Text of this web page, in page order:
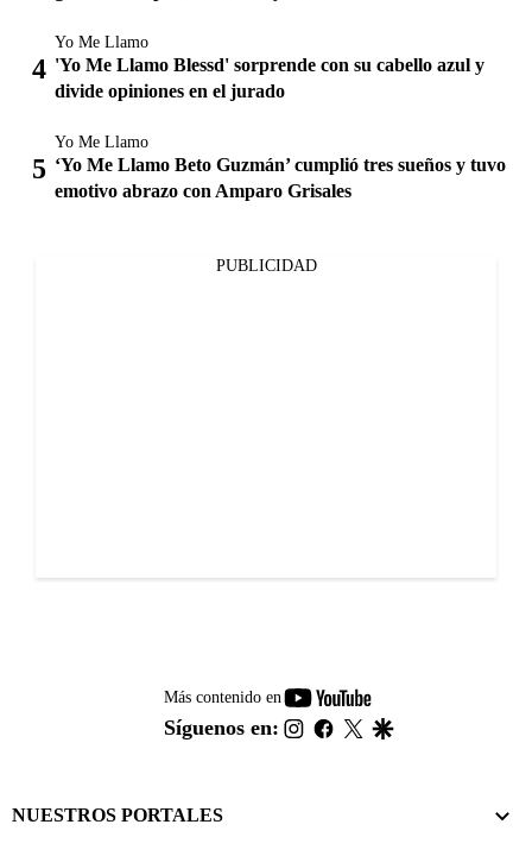
Yo Me Llamo
'Yo Me Llamo Blessd' sorprende con su cabello azul y
divide opiniones en el jurado
Yo Me Llamo
‘Yo Me Llamo Beto Guzmán’ cumplió tres sueños y tuvo
emotivo abrazo con Amparo Grisales
PUBLICIDAD
Más contenido en
youtube-
footer
Síguenos en: instagram
facebook
twitter
NUESTROS PORTALES